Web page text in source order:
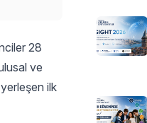
28
ve
ilk